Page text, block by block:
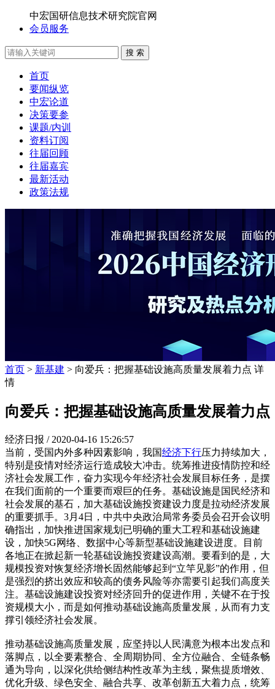
中宏国研信息技术研究院官网
会员服务
搜 索
首页
要闻纵览
中宏论道
决策要参
课题/内训
资料订阅
往届回顾
往届嘉宾
最新活动
政策法规
首页 > 新基建 > 向爱兵：把握基础设施高质量发展着力点 详
情
向爱兵：把握基础设施高质量发展着力点
经济日报 / 2020-04-16 15:26:57
当前，受国内外多种因素影响，我国经济下行压力持续加大，
特别是疫情对经济运行造成较大冲击。统筹推进疫情防控和经
济社会发展工作，奋力实现今年经济社会发展目标任务，是摆
在我们面前的一个重要而艰巨的任务。基础设施是国民经济和
社会发展的基石，加大基础设施投资建设力度是拉动经济发展
的重要抓手。3月4日，中共中央政治局常务委员会召开会议明
确指出，加快推进国家规划已明确的重大工程和基础设施建
设，加快5G网络、数据中心等新型基础设施建设进度。目前
各地正在掀起新一轮基础设施投资建设高潮。要看到的是，大
规模投资对恢复经济增长固然能够起到“立竿见影”的作用，但
是强烈的挤出效应和较高的债务风险等亦需要引起我们高度关
注。基础设施建设投资对经济回升的促进作用，关键不在于投
资规模大小，而是如何推动基础设施高质量发展，从而有力支
撑引领经济社会发展。
推动基础设施高质量发展，应坚持以人民满意为根本出发点和
落脚点，以全要素整合、全周期协同、全方位融合、全链条畅
通为导向，以深化供给侧结构性改革为主线，聚焦提质增效、
优化升级、绿色安全、融合共享、改革创新五大着力点，统筹